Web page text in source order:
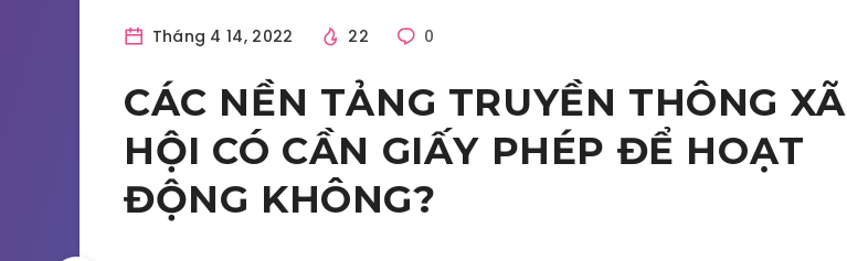
Tháng 4 14, 2022 22 0
CÁC NỀN TẢNG TRUYỀN THÔNG XÃ
HỘI CÓ CẦN GIẤY PHÉP ĐỂ HOẠT
ĐỘNG KHÔNG?